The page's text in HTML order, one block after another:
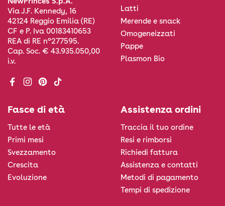
Via J.F. Kennedy, 16
42124 Reggio Emilia (RE)
CF e P. Iva 00183410653
REA di RE n°277595.
Cap. Soc. € 43.935.050,00
i.v.
Facebook
Instagram
Pinterest
TikTok
Latti
Merende e snack
Omogeneizzati
Pappe
Plasmon Bio
Fasce di età
Tutte le età
Primi mesi
Svezzamento
Crescita
Evoluzione
Assistenza ordini
Traccia il tuo ordine
Resi e rimborsi
Richiedi fattura
Assistenza e contatti
Metodi di pagamento
Tempi di spedizione